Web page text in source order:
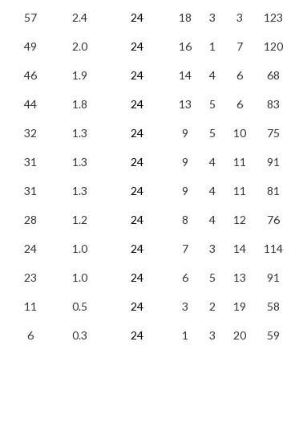
57 2.4 24 18 3 3 123
49 2.0 24 16 1 7 120
46 1.9 24 14 4 6 68
44 1.8 24 13 5 6 83
32 1.3 24 9 5 10 75
31 1.3 24 9 4 11 91
31 1.3 24 9 4 11 81
28 1.2 24 8 4 12 76
24 1.0 24 7 3 14 114
23 1.0 24 6 5 13 91
11 0.5 24 3 2 19 58
6 0.3 24 1 3 20 59